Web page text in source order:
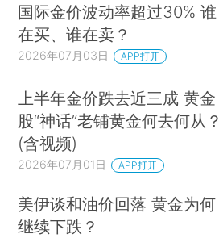
国际金价波动率超过30% 谁
在买、谁在卖？
2026年07月03日 APP打开
上半年金价跌去近三成 黄金
股“神话”老铺黄金何去何从？
(含视频)
2026年07月01日 APP打开
美伊谈和油价回落 黄金为何
继续下跌？